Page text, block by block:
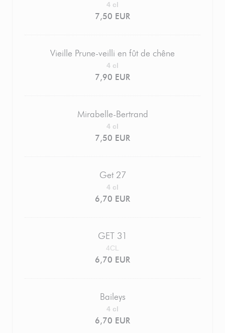
7,50 EUR
4 cl
Vieille Prune-veilli en fût de chêne
7,90 EUR
4 cl
Mirabelle-Bertrand
7,50 EUR
4 cl
Get 27
6,70 EUR
4 cl
GET 31
4CL
6,70 EUR
Baileys
6,70 EUR
4 cl